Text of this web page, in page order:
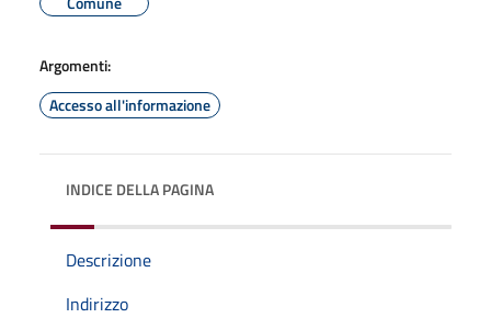
Argomenti:
Accesso all'informazione
INDICE DELLA PAGINA
Descrizione
Indirizzo